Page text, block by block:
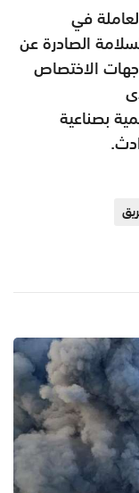
في
الصادرة عن
جهات الاختصاص
بصناعية